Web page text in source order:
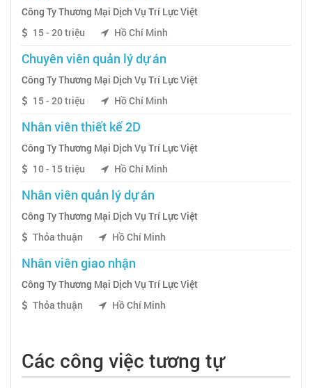
Công Ty Thương Mại Dịch Vụ Trí Lực Việt
15 - 20 triệu
Hồ Chí Minh
Chuyên viên quản lý dự án
Công Ty Thương Mại Dịch Vụ Trí Lực Việt
15 - 20 triệu
Hồ Chí Minh
Nhân viên thiết kế 2D
Công Ty Thương Mại Dịch Vụ Trí Lực Việt
10 - 15 triệu
Hồ Chí Minh
Nhân viên quản lý dự án
Công Ty Thương Mại Dịch Vụ Trí Lực Việt
Thỏa thuận
Hồ Chí Minh
Nhân viên giao nhận
Công Ty Thương Mại Dịch Vụ Trí Lực Việt
Thỏa thuận
Hồ Chí Minh
Các công việc tương tự